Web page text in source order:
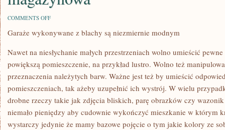
COMMENTS OFFON
WAŻNE,
CZY
GARAŻ
NA
WIATA,
KOMÓRKA
NA
NARZĘDZIA,
GIGANTYCZNA
HALA
MAGAZYNOWA
Garaże wykonywane z blachy są niezmiernie modnym
Nawet na niesłychanie małych przestrzeniach wolno umieścić
powiększą pomieszczenie, na przykład lustro. Wolno też
przeznaczenia należytych barw. Ważne jest też by umieścić
pomieszczeniach, tak ażeby uzupełnić ich wystrój. W wielu
drobne rzeczy takie jak zdjęcia bliskich, parę obrazków czy
niemało pieniędzy aby cudownie wykończyć mieszkanie w którym
wystarczy jedynie że mamy bazowe pojęcie o tym jakie kolory ze